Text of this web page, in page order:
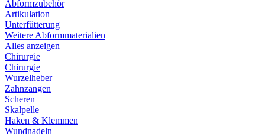
Abformzubehör
Artikulation
Unterfütterung
Weitere Abformmaterialien
Alles anzeigen
Chirurgie
Chirurgie
Wurzelheber
Zahnzangen
Scheren
Skalpelle
Haken & Klemmen
Wundnadeln